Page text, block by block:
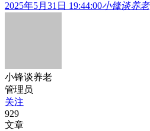
2025年5月31日 19:44:00小锋谈养老
小锋谈养老
管理员
关注
929
文章